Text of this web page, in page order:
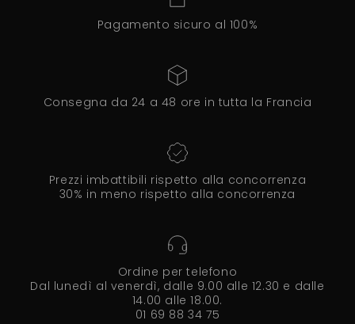
Pagamento sicuro al 100%
Consegna da 24 a 48 ore in tutta la Francia
Prezzi imbattibili rispetto alla concorrenza
30% in meno rispetto alla concorrenza
Ordine per telefono
Dal lunedì al venerdì, dalle 9.00 alle 12.30 e dalle
14.00 alle 18.00.
01 69 88 34 75